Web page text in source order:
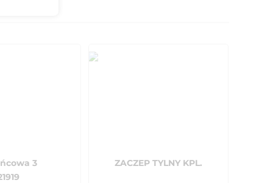
3
ZACZEP TYLNY KPL.